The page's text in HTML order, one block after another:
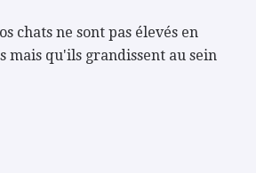
chats ne sont pas élevés en
mais qu'ils grandissent au sein